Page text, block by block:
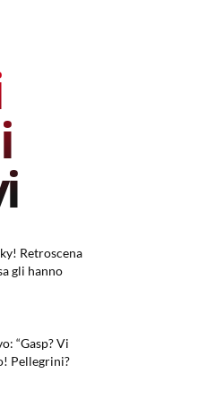
Retroscena
gli hanno
“Gasp? Vi
Pellegrini?